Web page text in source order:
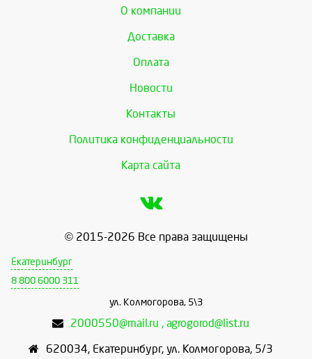
О компании
Доставка
Оплата
Новости
Контакты
Политика конфиденциальности
Карта сайта
© 2015-2026 Все права защищены
Екатеринбург
8 800 6000 311
ул. Колмогорова, 5\3
2000550@mail.ru , agrogorod@list.ru
620034, Екатеринбург, ул. Колмогорова, 5/3